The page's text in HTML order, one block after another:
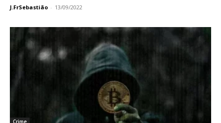
J.FrSebastião - 13/09/2022
Crime